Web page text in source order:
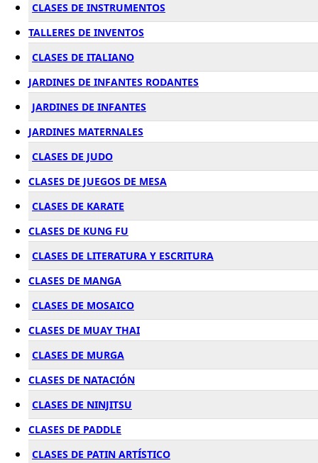
CLASES DE INSTRUMENTOS
TALLERES DE INVENTOS
CLASES DE ITALIANO
JARDINES DE INFANTES RODANTES
JARDINES DE INFANTES
JARDINES MATERNALES
CLASES DE JUDO
CLASES DE JUEGOS DE MESA
CLASES DE KARATE
CLASES DE KUNG FU
CLASES DE LITERATURA Y ESCRITURA
CLASES DE MANGA
CLASES DE MOSAICO
CLASES DE MUAY THAI
CLASES DE MURGA
CLASES DE NATACIÓN
CLASES DE NINJITSU
CLASES DE PADDLE
CLASES DE PATIN ARTÍSTICO